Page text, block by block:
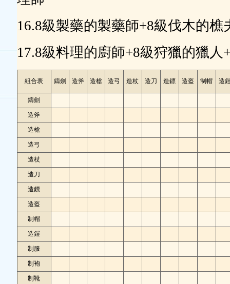
16.8級製藥的製藥師+8級伐木的樵
17.8級料理的廚師+8級狩獵的獵
組合表 鑄劍 造斧 造槍 造弓 造杖 造刀 造鏢 造盔 制帽 造
鑄劍
造斧
造槍
造弓
造杖
造刀
造鏢
造盔
制帽
造鎧
制服
制袍
制靴